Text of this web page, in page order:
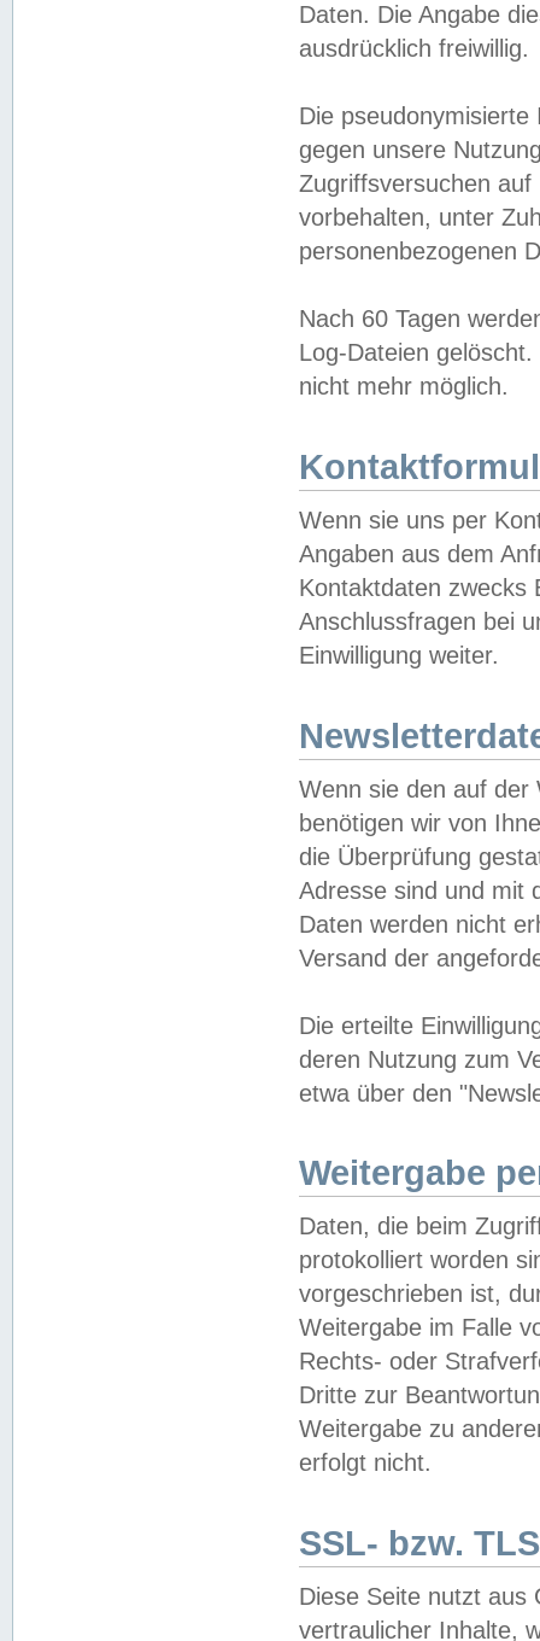
Daten. Die Angabe
ausdrücklich freiwillig.
Die
gegen unsere
Zugriffsversuchen
vorbehalten, unter
personenbezogenen
Nach 60 Tagen
Log-Dateien
nicht mehr möglich.
Wenn sie uns per
Angaben aus dem
Kontaktdaten zwecks
Anschlussfragen bei
Einwilligung weiter.
Wenn sie den auf der
benötigen wir von
die Überprüfung
Adresse sind und mit
Daten werden nicht
Versand der
Die erteilte
deren Nutzung zum
etwa über den
Weitergabe
Daten, die beim
protokolliert worden
vorgeschrieben ist,
Weitergabe im Falle
Rechts- oder
Dritte zur
Weitergabe zu
erfolgt nicht.
SSL- bzw.
Diese Seite nutzt aus
vertraulicher Inhalte,